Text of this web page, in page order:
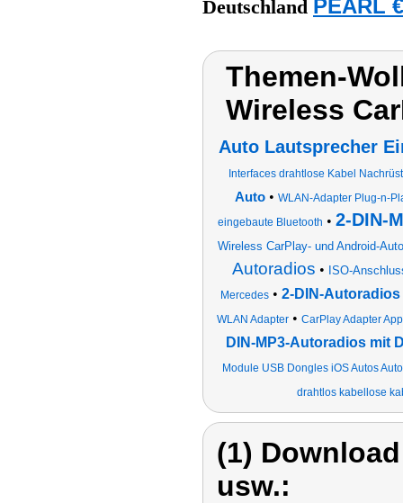
Deutschland PEARL
Themen-
Wireless
Auto Lautsprecher
Interfaces drahtlose Kabel
Auto• WLAN-Adapter Plug-n-
eingebaute Bluetooth • 2-DIN-
Wireless CarPlay- und Android-
Autoradios • ISO-
Mercedes • 2-DIN-
WLAN Adapter• CarPlay Adapter
DIN-MP3-Autoradios mit
Module USB Dongles iOS Autos
drahtlos kabellose
(1)
usw.: